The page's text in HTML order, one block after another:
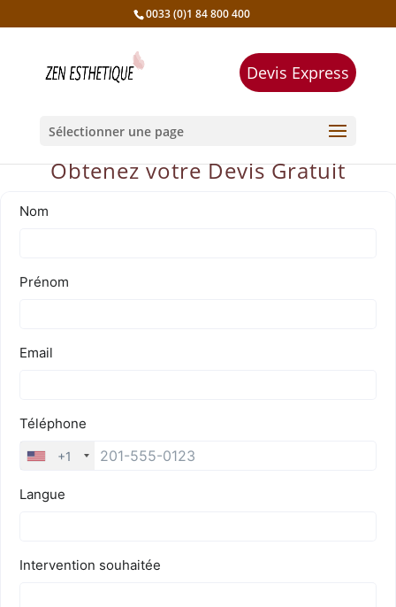
Obtenez votre Devis Gratuit
0033 (0)1 84 800 400
Devis Express
Sélectionner une page